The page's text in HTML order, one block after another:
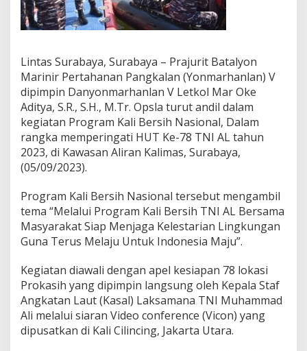
V
T
u
u
t
A
n
d
i
l
D
a
m
P
o
g
a
K
a
l
Lintas Surabaya, Surabaya – Prajurit Batalyon
Marinir Pertahanan Pangkalan (Yonmarhanlan) V
dipimpin Danyonmarhanlan V Letkol Mar Oke
Aditya, S.R., S.H., M.Tr. Opsla turut andil dalam
kegiatan Program Kali Bersih Nasional, Dalam
rangka memperingati HUT Ke-78 TNI AL tahun
2023, di Kawasan Aliran Kalimas, Surabaya,
(05/09/2023).
Program Kali Bersih Nasional tersebut mengambil
tema “Melalui Program Kali Bersih TNI AL Bersama
Masyarakat Siap Menjaga Kelestarian Lingkungan
Guna Terus Melaju Untuk Indonesia Maju”.
Kegiatan diawali dengan apel kesiapan 78 lokasi
Prokasih yang dipimpin langsung oleh Kepala Staf
Angkatan Laut (Kasal) Laksamana TNI Muhammad
Ali melalui siaran Video conference (Vicon) yang
dipusatkan di Kali Cilincing, Jakarta Utara.